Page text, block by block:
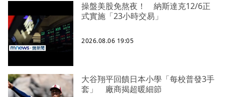
操盤美股免熬夜！ 納斯達克12/6正
式實施「23小時交易」
2026.08.06 19:05
大谷翔平回饋日本小學「每校普發3手
套」 廠商揭超暖細節